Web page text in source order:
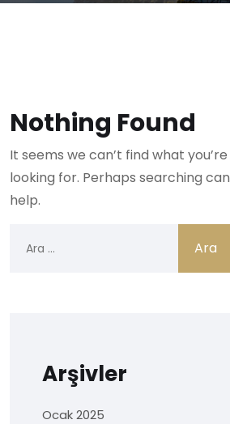
Nothing Found
It seems we can’t find what you’re
looking for. Perhaps searching can
help.
Arşivler
Ocak 2025